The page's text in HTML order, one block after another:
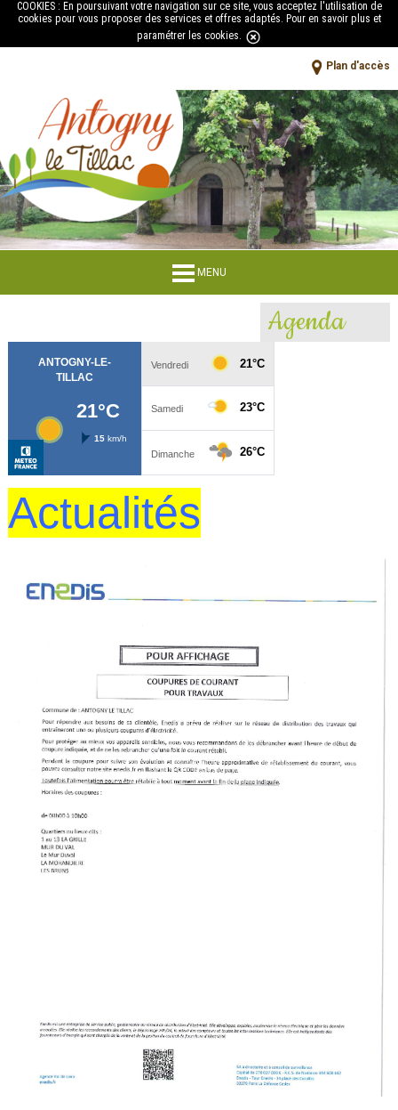
COOKIES : En poursuivant votre navigation sur ce site, vous acceptez l'utilisation de
cookies pour vous proposer des services et offres adaptés. Pour en savoir plus et
paramétrer les cookies
Plan d'accès
MENU
Agenda
Actualités